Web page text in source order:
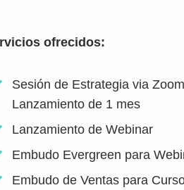
ofrecidos:
Sesión de Estrategia via
Lanzamiento de 1 mes
Lanzamiento de Webinar
Embudo Evergreen para
Embudo de Ventas para